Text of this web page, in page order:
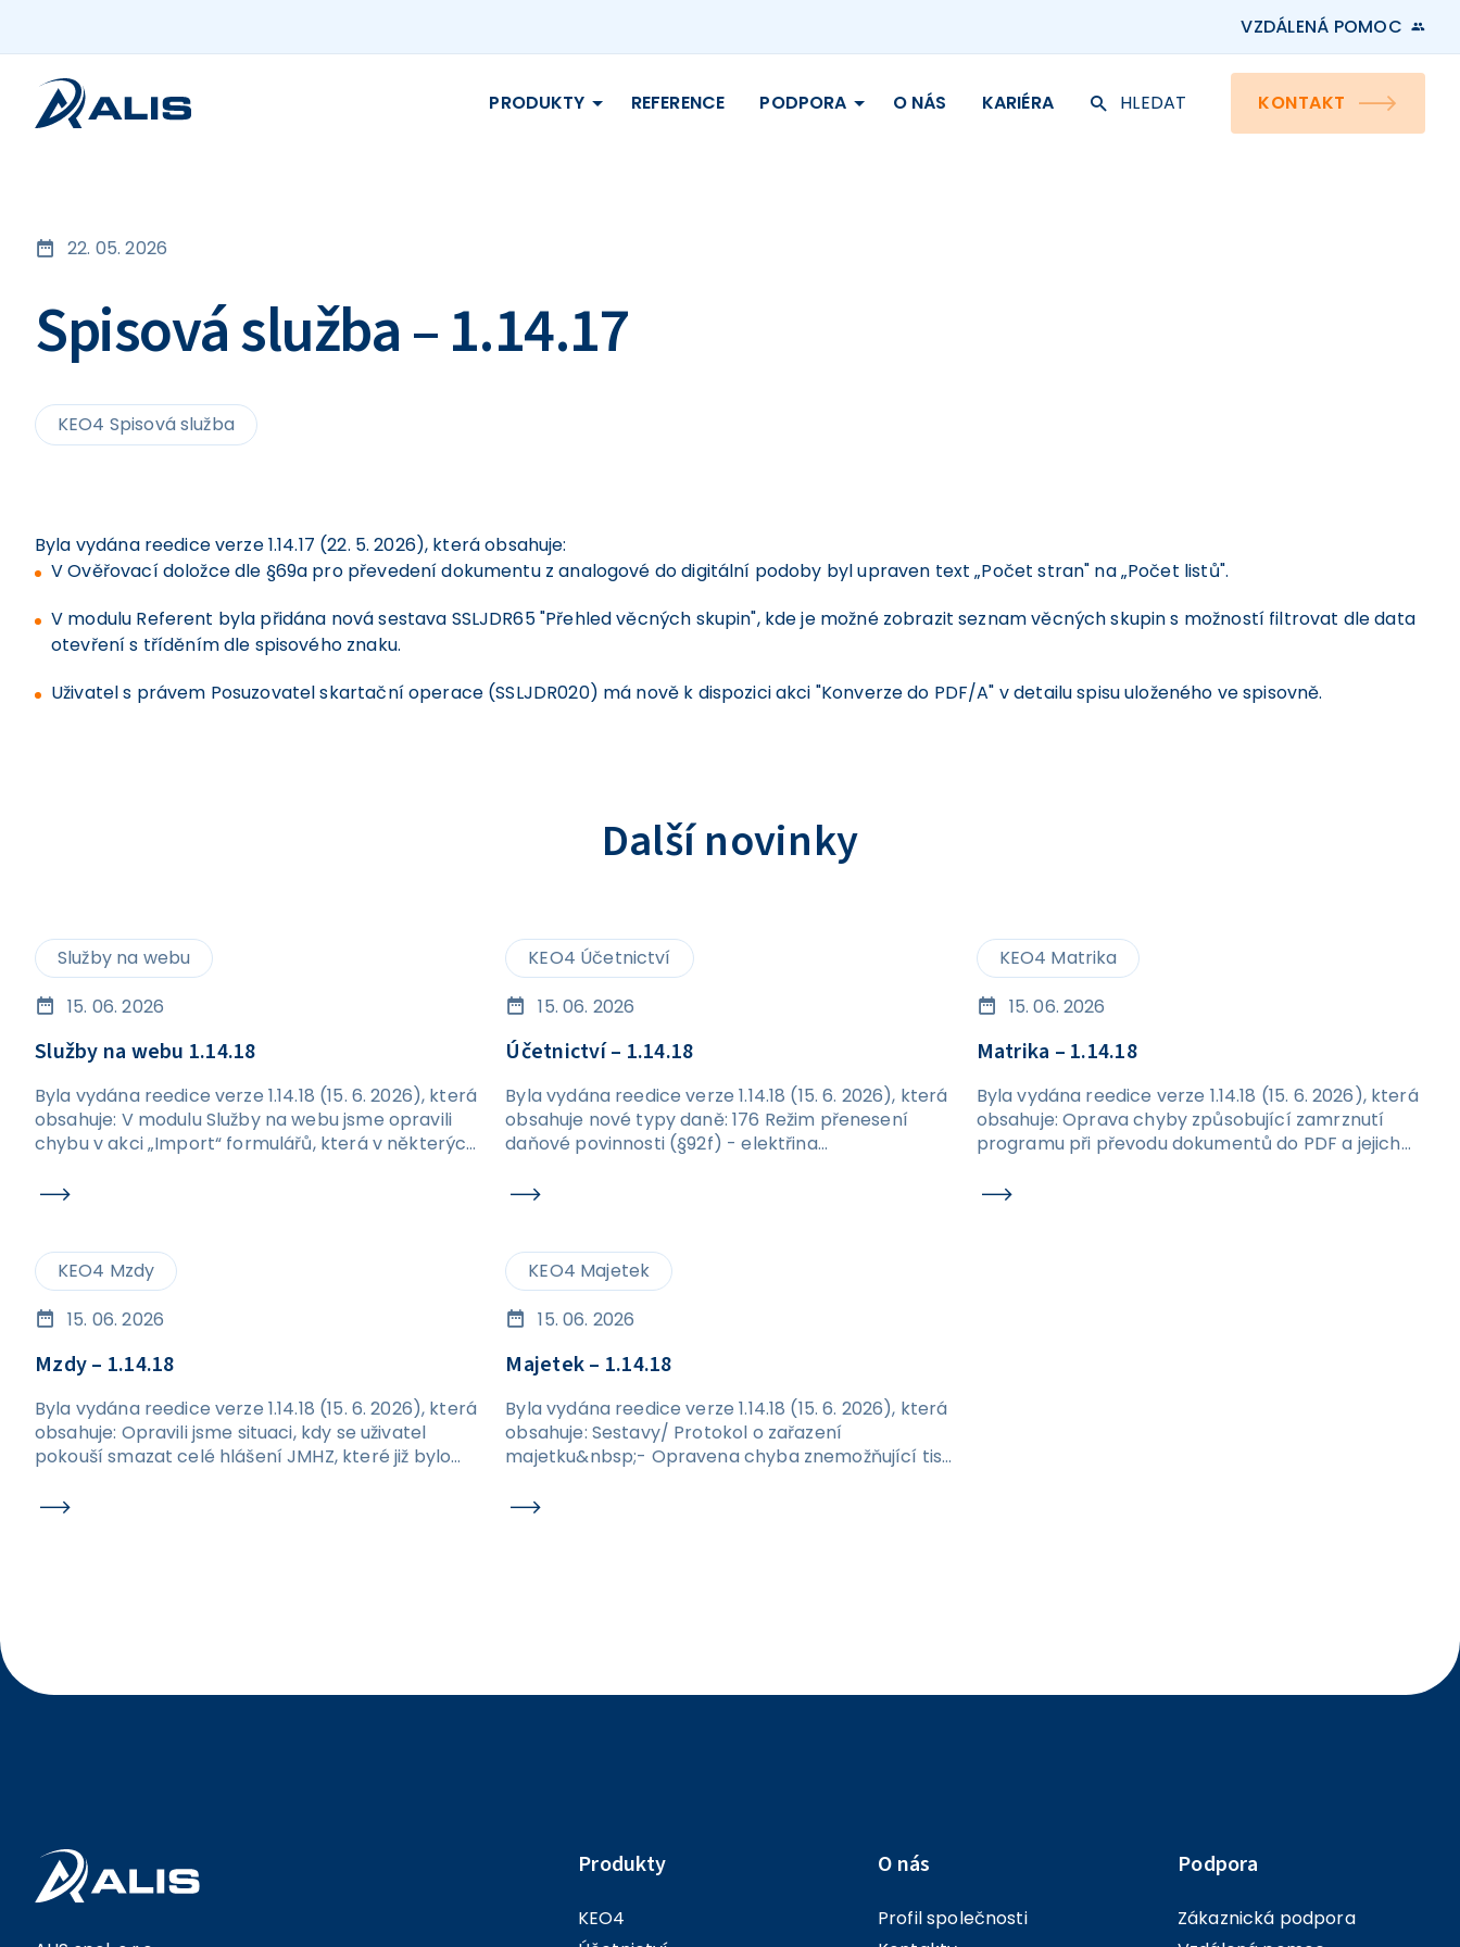
VZDÁLENÁ POMOC
PRODUKTY REFERENCE PODPORA O NÁS KARIÉRA HLEDAT KONTAKT
22. 05. 2026
Spisová služba – 1.14.17
KEO4 Spisová služba
Byla vydána reedice verze 1.14.17 (22. 5. 2026), která obsahuje:
V Ověřovací doložce dle §69a pro převedení dokumentu z analogové do digitální podoby byl upraven text „Počet stran" na „Počet listů".
V modulu Referent byla přidána nová sestava SSLJDR65 "Přehled věcných skupin", kde je možné zobrazit seznam věcných skupin s možností filtrovat dle data
otevření s tříděním dle spisového znaku.
Uživatel s právem Posuzovatel skartační operace (SSLJDR020) má nově k dispozici akci "Konverze do PDF/A" v detailu spisu uloženého ve spisovně.
Další novinky
Služby na webu
15. 06. 2026
Služby na webu 1.14.18
Byla vydána reedice verze 1.14.18 (15. 6. 2026), která
obsahuje: V modulu Služby na webu jsme opravili
chybu v akci „Import“ formulářů, která v některých
formulářů.
KEO4 Účetnictví
15. 06. 2026
Účetnictví – 1.14.18
Byla vydána reedice verze 1.14.18 (15. 6. 2026), která
obsahuje nové typy daně: 176 Režim přenesení
daňové povinnosti (§92f) - elektřina
(§92f) - elektřina
KEO4 Matrika
15. 06. 2026
Matrika – 1.14.18
Byla vydána reedice verze 1.14.18 (15. 6. 2026), která
obsahuje: Oprava chyby způsobující zamrznutí
programu při převodu dokumentů do PDF a jejich
KEO4 Mzdy
15. 06. 2026
Mzdy – 1.14.18
Byla vydána reedice verze 1.14.18 (15. 6. 2026), která
obsahuje: Opravili jsme situaci, kdy se uživatel
pokouší smazat celé hlášení JMHZ, které již bylo
podání zobrazí hláška a nedojde k promazání dat v
KEO4 Majetek
15. 06. 2026
Majetek – 1.14.18
Byla vydána reedice verze 1.14.18 (15. 6. 2026), která
obsahuje: Sestavy/ Protokol o zařazení
majetku&nbsp;- Opravena chyba znemožňující tisk
Transfery / Detail – AU 403 - Odstraněn problém s
Produkty
KEO4
O nás
Profil společnosti
Podpora
Zákaznická podpora